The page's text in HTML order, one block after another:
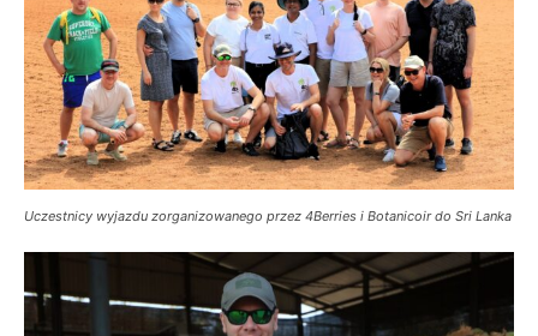
Uczestnicy wyjazdu zorganizowanego przez 4Berries i Botanicoir do Sri Lanka